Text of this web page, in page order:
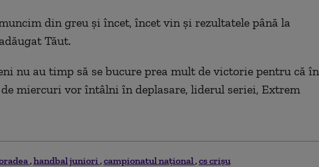
din greu şi încet, încet vin şi rezultatele până la
Tăut.
nu au timp să se bucure prea mult de victorie pentru că în
miercuri vor întâlni în deplasare, liderul seriei, Extrem
handbal juniori campionatul naţional cs crişu